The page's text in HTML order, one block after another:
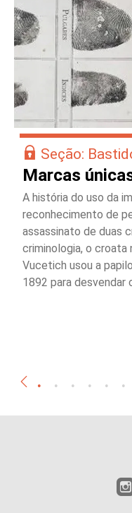
Seção:
Marcas
A história do uso da
reconhecimento de
assassinato de duas
criminologia, o croata
Vucetich usou a
1892 para desvendar